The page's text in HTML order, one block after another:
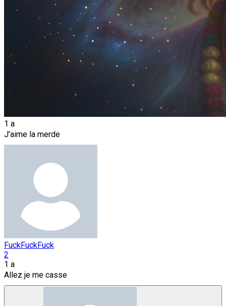
1 a
J'aime la merde
FuckFuckFuck
2
1 a
Allez je me casse